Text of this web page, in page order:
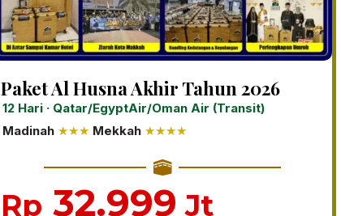
Paket Al Husna Akhir Tahun 2026
12 Hari · Qatar/EgyptAir/Oman Air (Transit)
Madinah ★★★ Mekkah ★★★★
Rp 32.999 Jt